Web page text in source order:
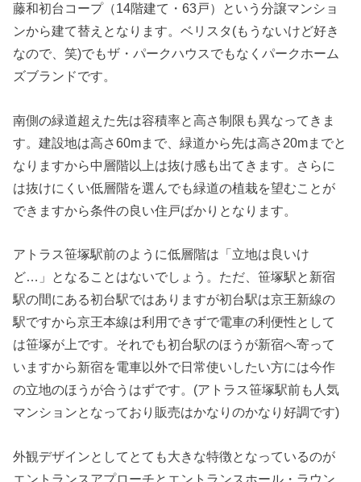
藤和初台コープ（14階建て・63戸）という分譲マンショ
ンから建て替えとなります。ベリスタ(もうないけど好き
なので、笑)でもザ・パークハウスでもなくパークホーム
ズブランドです。
南側の緑道超えた先は容積率と高さ制限も異なってきま
す。建設地は高さ60mまで、緑道から先は高さ20mまでと
なりますから中層階以上は抜け感も出てきます。さらに
は抜けにくい低層階を選んでも緑道の植栽を望むことが
できますから条件の良い住戸ばかりとなります。
アトラス笹塚駅前のように低層階は「立地は良いけ
ど…」となることはないでしょう。ただ、笹塚駅と新宿
駅の間にある初台駅ではありますが初台駅は京王新線の
駅ですから京王本線は利用できずで電車の利便性として
は笹塚が上です。それでも初台駅のほうが新宿へ寄って
いますから新宿を電車以外で日常使いしたい方には今作
の立地のほうが合うはずです。(アトラス笹塚駅前も人気
マンションとなっており販売はかなりのかなり好調です)
外観デザインとしてとても大きな特徴となっているのが
エントランスアプローチとエントランスホール・ラウン